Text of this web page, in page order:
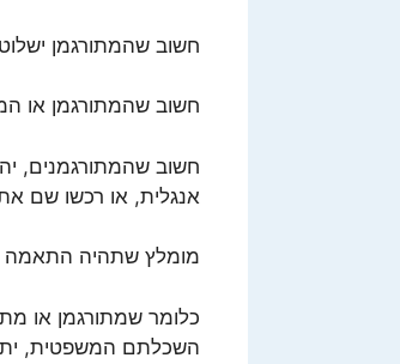
חשוב שהמתורגמן
חשוב שהמתורגמן או
חשוב שהמתורגמנים,
אנגלית, או רכשו שם
מומלץ שתהיה התאמה
כלומר שמתורגמן או
השכלתם המשפטית,